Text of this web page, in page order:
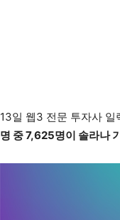
13일 웹3 전문 투자사
명 중 7,625명이 솔라나